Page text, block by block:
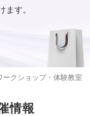
ークショップ・体験教室
ます。
情報